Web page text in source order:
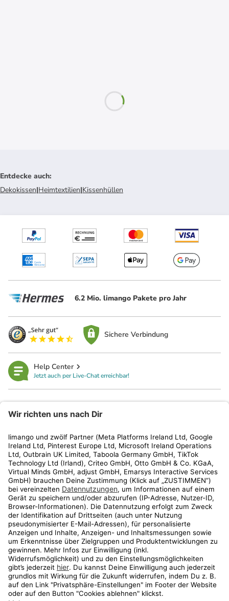
Entdecke auch:
Dekokissen|Heimtextilien|Kissenhüllen
6.2 Mio. limango Pakete pro Jahr
Sichere Verbindung
Help Center
Jetzt auch per Live-Chat erreichbar!
Kundenservice
Shop
Aktionen
Travel